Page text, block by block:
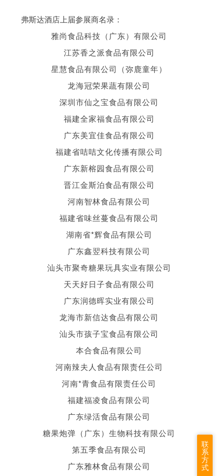
弗斯达酒店上届参展商名录：
雅尚食品科技（广东）有限公司
江苏香之派食品有限公司
星慧食品有限公司（弥鹿童年）
龙海冠荣果蔬有限公司
深圳市仙之宝食品有限公司
福建全家福食品有限公司
广东美宜佳食品有限公司
福建省咭咭文化传播有限公司
广东新榕园食品有限公司
晋江金斯泊食品有限公司
河南智林食品有限公司
福建省味丝蔓食品有限公司
湖南省*辉食品有限公司
广东鑫翌科技有限公司
汕头市聚奇糖果玩具实业有限公司
天天好日子食品有限公司
广东润德晖实业有限公司
龙海市新信达食品有限公司
汕头市孩子宝食品有限公司
本合食品有限公司
河南辣夫人食品有限责任公司
河南*青食品有限责任公司
福建福凌食品有限公司
广东绿活食品有限公司
糖果炮弹（广东）生物科技有限公司
第五季食品有限公司
广东雅林食品有限公司
联
系
方
式